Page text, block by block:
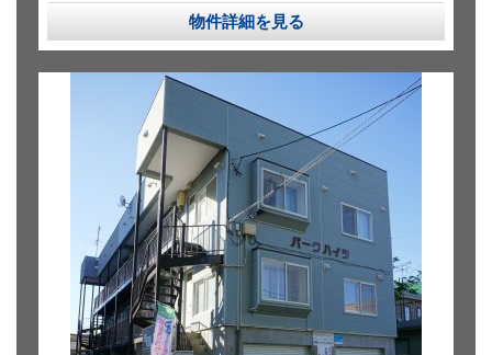
物件詳細を見る